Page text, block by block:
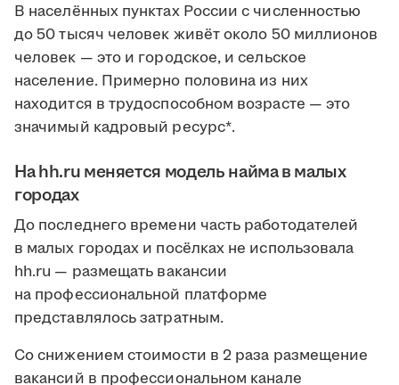
В населённых пунктах России с численностью
до 50 тысяч человек живёт около 50 миллионов
человек — это и городское, и сельское
население. Примерно половина из них
находится в трудоспособном возрасте — это
значимый кадровый ресурс*.
На hh.ru меняется модель найма в малых
городах
До последнего времени часть работодателей
в малых городах и посёлках не использовала
hh.ru — размещать вакансии
на профессиональной платформе
представлялось затратным.
Со снижением стоимости в 2 раза размещение
вакансий в профессиональном канале